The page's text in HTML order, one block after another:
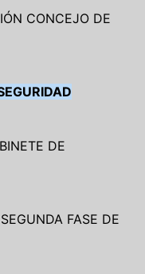
CONCEJO DE
DE
FASE DE